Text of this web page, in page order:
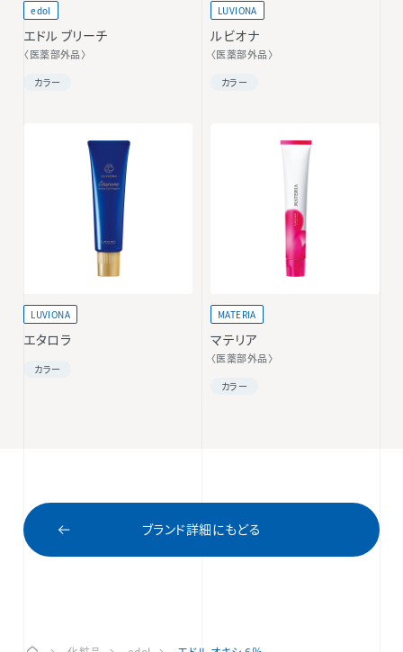
edol
エドル ブリーチ
〈医薬部外品〉
カラー
LUVIONA
ルビオナ
〈医薬部外品〉
カラー
LUVIONA
エタロラ
カラー
MATERIA
マテリア
〈医薬部外品〉
カラー
ブランド詳細にもどる